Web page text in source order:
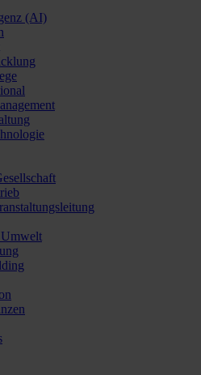
(AI)